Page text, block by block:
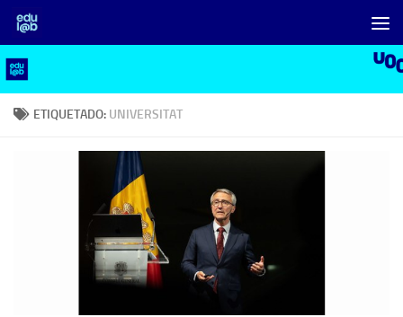
Saltar al contenido
ETIQUETADO: UNIVERSITAT